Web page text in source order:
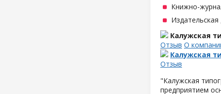
Книжно-
Калужская
Отзыв О
Калужская
Отзыв
"Калужская
предприятием